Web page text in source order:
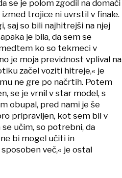
se je polom zgodil na domači
trojice ni uvrstil v finale.
saj so bili najhitrejši na njej
je bila, da sem se
ko so tekmeci v
je moja previdnost vplival na
začel voziti hitreje,« je
ne gre po načrtih. Potem
se je vrnil v star model, s
obupal, pred nami je še
pripravljen, kot sem bil v
učim, so potrebni, da
bi mogel učiti in
več,« je ostal